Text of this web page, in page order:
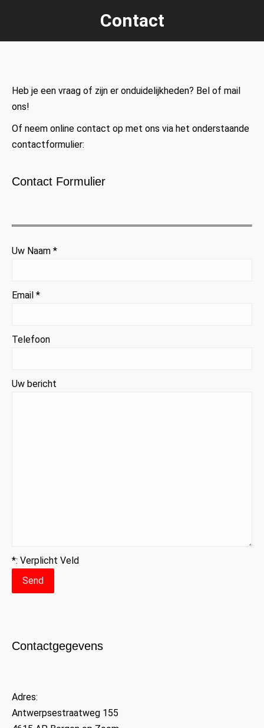
Contact
Je bent hier:
Heb je een vraag of zijn er onduidelijkheden? Bel of mail
ons!
Of neem online contact op met ons via het onderstaande
contactformulier:
Contact Formulier
Uw Naam *
Email *
Telefoon
Uw bericht
*: Verplicht Veld
Contactgegevens
Adres:
Antwerpsestraatweg 155